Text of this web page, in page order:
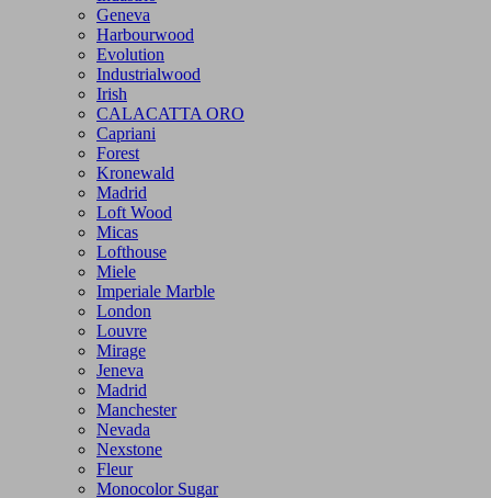
Geneva
Harbourwood
Evolution
Industrialwood
Irish
CALACATTA ORO
Capriani
Forest
Kronewald
Madrid
Loft Wood
Micas
Lofthouse
Miele
Imperiale Marble
London
Louvre
Mirage
Jeneva
Madrid
Manchester
Nevada
Nexstone
Fleur
Monocolor Sugar